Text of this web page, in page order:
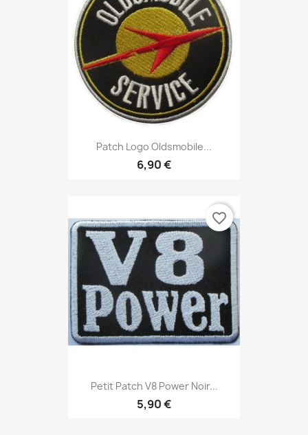
Patch Logo Oldsmobile...
6,90 €
Petit Patch V8 Power Noir...
5,90 €
favorite_border